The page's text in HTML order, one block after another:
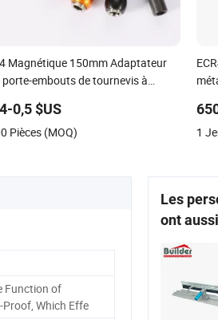
Magnétique 150mm Adaptateur
porte-embouts de tournevis à
0,5 $US
Pièces (MOQ) 1
Function of
Proof, Which Effe
Les
ont